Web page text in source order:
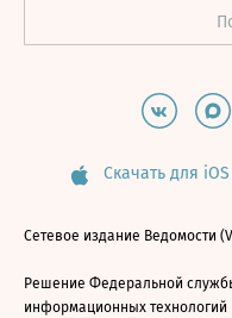
Скачать для iOS
Сетевое издание Ведомости
Решение Федеральной
информационных